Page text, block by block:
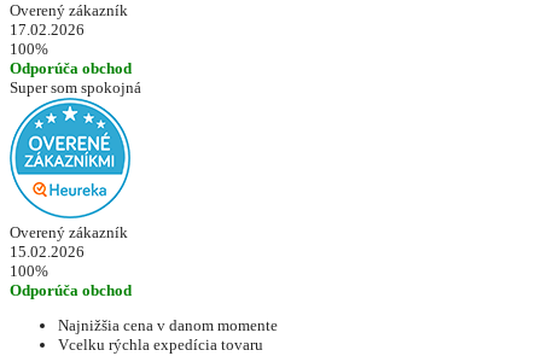
Overený zákazník
17.02.2026
100%
Odporúča obchod
Super som spokojná
Overený zákazník
15.02.2026
100%
Odporúča obchod
Najnižšia cena v danom momente
Vcelku rýchla expedícia tovaru